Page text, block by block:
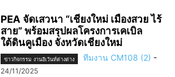
PEA จัดเสวนา “เชียงใหม่ เมืองสวย ไร้
สาย” พร้อมสรุปผลโครงการเคเบิล
ใต้ดินคูเมือง จังหวัดเชียงใหม่
ข่าวกิจกรรม งานอีเว้นท์ต่างต่าง ทีมงาน CM108 (2) -
24/11/2025